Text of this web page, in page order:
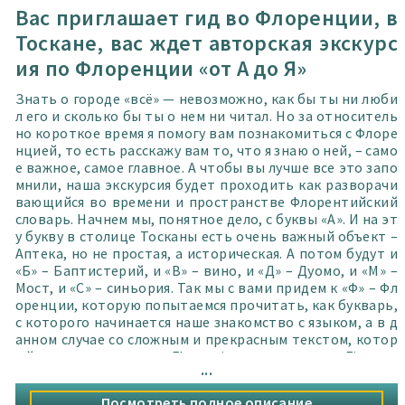
Вас приглашает гид во Флоренции, в
Тоскане, вас ждет авторская экскурс
ия по Флоренции «от А до Я»
Знать о городе «всё» — невозможно, как бы ты ни люби
л его и сколько бы ты о нем ни читал. Но за относитель
но короткое время я помогу вам познакомиться с Флоре
нцией, то есть расскажу вам то, что я знаю о ней, – само
е важное, самое главное. А чтобы вы лучше все это запо
мнили, наша экскурсия будет проходить как разворачи
вающийся во времени и пространстве Флорентийский
словарь. Начнем мы, понятное дело, с буквы «А». И на эт
у букву в столице Тосканы есть очень важный объект –
Аптека, но не простая, а историческая. А потом будут и
«Б» – Баптистерий, и «В» – вино, и «Д» – Дуомо, и «М» –
Мост, и «С» – синьория. Так мы с вами придем к «Ф» – Фл
оренции, которую попытаемся прочитать, как букварь,
с которого начинается наше знакомство с языком, а в д
анном случае со сложным и прекрасным текстом, котор
ый зовется по-латыни Florentia Firenze
...